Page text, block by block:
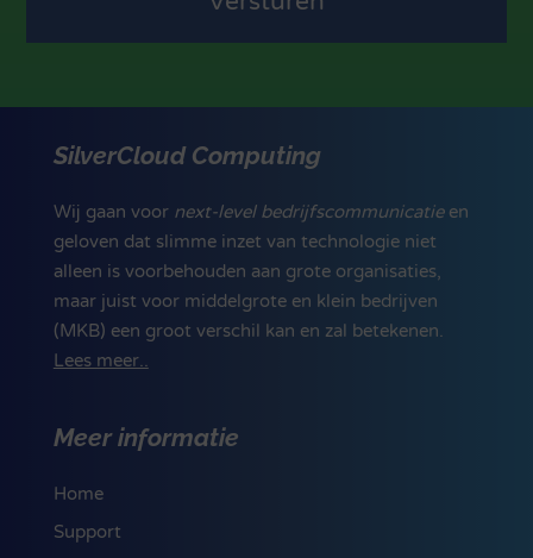
SilverCloud Computing
Wij gaan voor next-level bedrijfscommunicatie en
geloven dat slimme inzet van technologie niet
alleen is voorbehouden aan grote organisaties,
maar juist voor middelgrote en klein bedrijven
(MKB) een groot verschil kan en zal betekenen.
Lees meer..
Meer informatie
Home
Support